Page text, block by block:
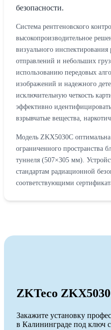
безопасности.
Система рентгеновского
высокопроизводительное
визуального
отправлений и небольших
использованию передовых
изображений и надежного
исключительную четкость
эффективно
взрывчатые вещества,
Модель ZKX5030C
ограниченного пространства
туннеля (507×305 мм).
стандартам радиационной
соответствующими
ZKTeco
Закажите установку
в Калининграде под ключ